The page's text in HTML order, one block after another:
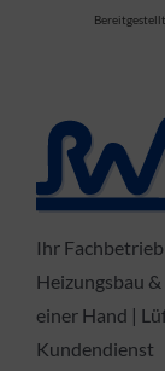
Ihr
Heizungsbau
einer Hand |
Kundendienst